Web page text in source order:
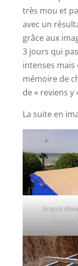
très mou et
avec un
grâce aux
3 jours qui
intenses
mémoire de
de « reviens y
La suite en
le spot